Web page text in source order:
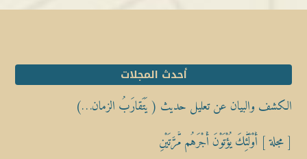
أحدث المجلات
الكشف والبيان عن تعليل حديث ( يَتَقارَبُ الزمان…)
[ مجلة ] أُوْلَٰٓئِكَ يُؤْتَوْنَ أَجْرَهُم مَّرَّتَيْنِ